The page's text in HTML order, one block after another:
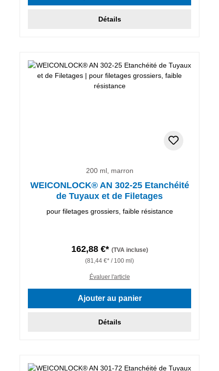
Détails
200 ml, marron
WEICONLOCK® AN 302-25 Etanchéité
de Tuyaux et de Filetages
pour filetages grossiers, faible résistance
162,88 €* (TVA incluse)
(81,44 €* / 100 ml)
Évaluer l'article
Ajouter au panier
Détails